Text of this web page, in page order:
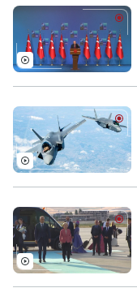
Xu hướng